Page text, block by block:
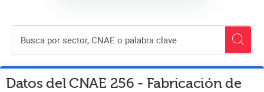
Datos del CNAE 256 - Fabricación de